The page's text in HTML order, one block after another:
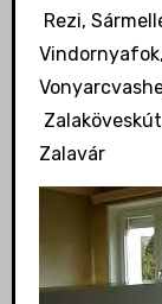
Rezi,
Zalavár